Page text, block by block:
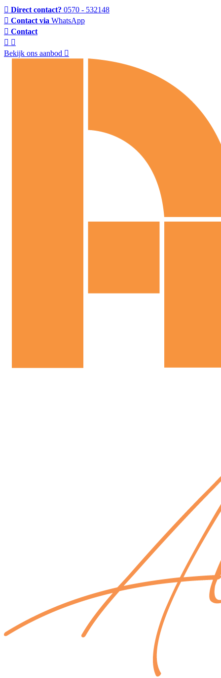
Direct contact? 0570 - 532148
Contact via WhatsApp
Contact
Bekijk ons aanbod